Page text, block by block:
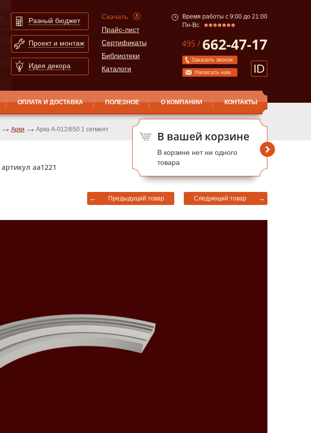
Разный бюджет
Проект и монтаж
Идея декора
Скачать
Прайс-лист
Сертификаты
Библиотеки
Каталоги
Время работы с 9:00 до 21:00
Пн-Вс
495 / 662-47-17
Заказать звонок
Написать нам ID
ОПЛАТА И ДОСТАВКА ПОЛЕЗНОЕ О КОМПАНИИ КОНТАКТЫ
В вашей корзине
В корзине нет ни одного
товара
Арки Арка А-012/650 1 cегмент
артикул аа1221
← Предыдущий товар Следующий товар →